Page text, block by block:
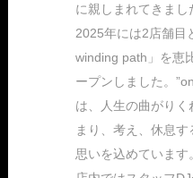
に親しまれてきまし
2025年には2店舗目
winding path」を恵
ープンしました。
は、人生の曲がりく
まり、考え、休息
思いを込めています。